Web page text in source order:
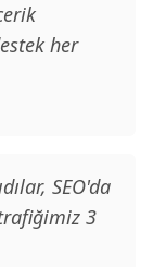
her
SEO'da
3